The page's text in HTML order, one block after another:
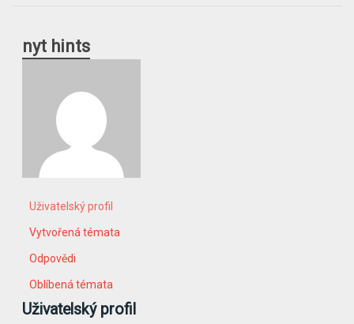
nyt hints
Uživatelský profil
Vytvořená témata
Odpovědi
Oblíbená témata
Uživatelský profil